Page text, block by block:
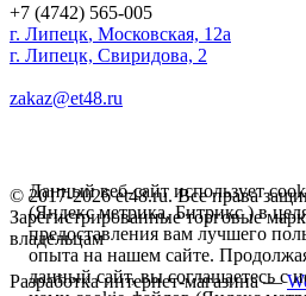
+7 (4742) 565-005
г. Липецк, Московская, 12а
г. Липецк, Свиридова, 2
zakaz@et48.ru
© 2017-2026 et48.ru. Все права
Зарегистрированные торговые
владельцам
Разработка интернет-магазина —
Данный веб-сайт использует
(Яндекс метрика, Битрикс ) в
предоставления вам лучшего
опыта на нашем сайте.
данный сайт, вы соглашаетесь с